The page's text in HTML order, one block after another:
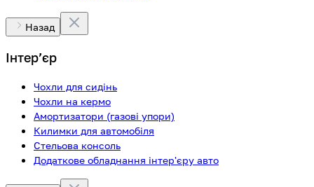
Назад
Інтерʼєр
Чохли для сидінь
Чохли на кермо
Амортизатори (газові упори)
Килимки для автомобіля
Стельова консоль
Додаткове обладнання інтер'єру авто